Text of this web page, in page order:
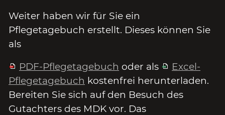
Weiter haben wir für Sie ein
Pflegetagebuch erstellt. Dieses können Sie
als
PDF-Pflegetagebuch oder als
Excel-
Pflegetagebuch kostenfrei herunterladen.
Bereiten Sie sich auf den Besuch des
Gutachters des MDK vor. Das